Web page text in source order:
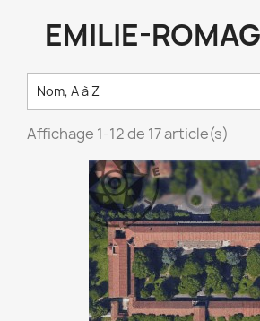
EMILIE-
Nom, A à Z
Affichage 1-12 de 17 article(s)